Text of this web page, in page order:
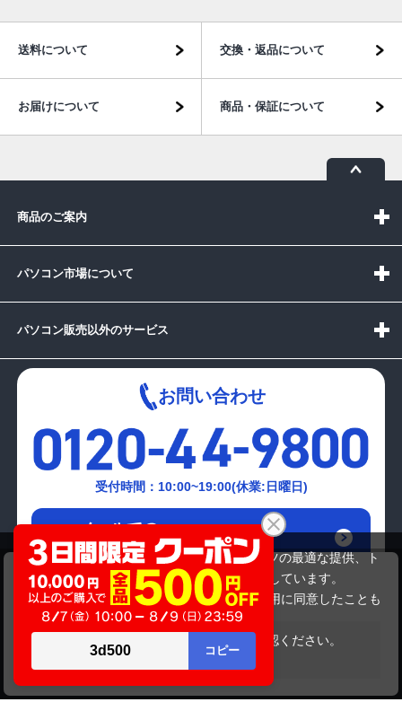
TOSHIBA PB550BBANR3A51
商品価格 43,780円
在庫がありません
送料について 交換・返品について
お届けについて 商品・保証について
商品のご案内
パソコン市場について
パソコン販売以外のサービス
お問い合わせ
受付時間：10:00~19:00(休業:日曜日)
メールでの
お問い合わせはこちら
当サイトでは利用体験の向上およびコンテンツの最適な提供、ト
ラフィックの分析を目的としてCookieを使用しています。
サイトの閲覧を継続された場合、Cookieの利用に同意したことも
のといたします。
をご確認ください。
承諾する